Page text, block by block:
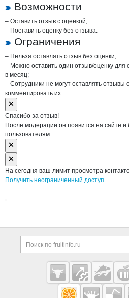
Возможности
– Оставить отзыв с оценкой;
– Поставить оценку без отзыва.
Ограничения
– Нельзя оставлять отзыв без оценки;
– Можно оставить один отзыв/оценку для
в месяц;
– Сотрудники не могут оставлять отзывы
комментировать их.
Спасибо за отзыв!
После модерации он появится на сайте и
пользователям.
На сегодня ваш лимит просмотра
Получить неограниченный доступ
Дополнительная
Cсылки на